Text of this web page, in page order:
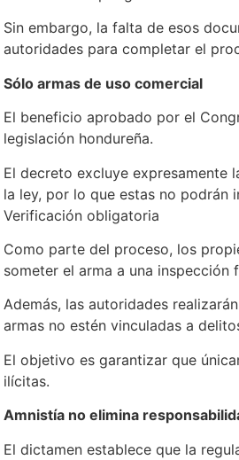
Sin embargo, la falta de esos
autoridades para completar el
Sólo armas de uso comercial
El beneficio aprobado por el
legislación hondureña.
El decreto excluye expresamente
la ley, por lo que estas no podrán
Verificación obligatoria
Como parte del proceso, los
someter el arma a una
Además, las autoridades
armas no estén vinculadas a
El objetivo es garantizar que
ilícitas.
Amnistía no elimina
El dictamen establece que la